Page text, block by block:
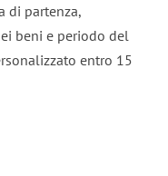
di partenza,
beni e periodo del
entro 15